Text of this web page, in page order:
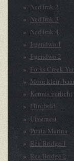
NedTrak 2
NedTrak 3
NedTrak 4
Irgendwo 1
Irgendwo 2
Forks Creek
Mooi klein
Kermis verlicht
Flintfield
Uivernest
Punta Marina
Rea Bridge 1
Rea Bridge 2